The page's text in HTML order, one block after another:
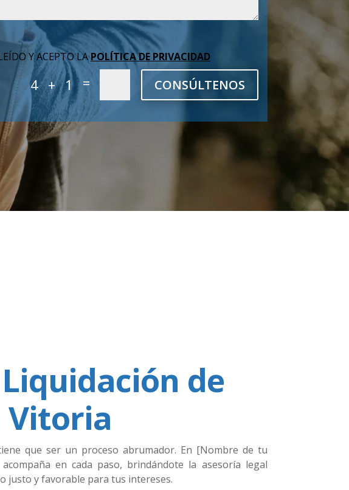
Y ACEPTO LAPOLÍTICA DE PRIVACIDAD
4 + 1 = CONSÚLTENOS
de
Vitoria
que ser un proceso abrumador. En [Nombre de tu
en cada paso, brindándote la asesoría legal
justo y favorable para tus intereses.